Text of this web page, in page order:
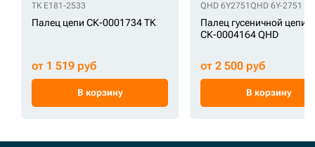
TK E181-2533
Палец цепи СК-0001734 TK
от 1 519 руб
В корзину
QHD 6Y2751 QHD 6Y-2751
Палец гусеничной цепи
СК-0004164 QHD
от 2 500 руб
В корзину